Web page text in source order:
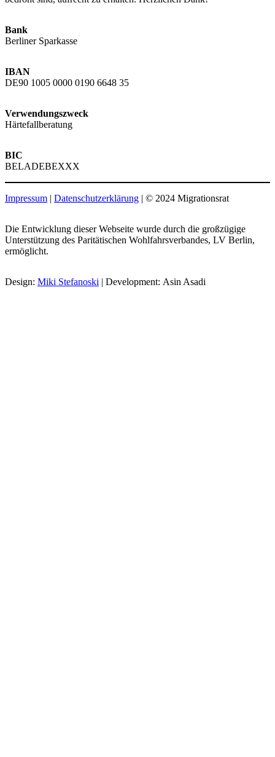
Bank
Berliner Sparkasse
IBAN
DE90 1005 0000 0190 6648 35
Verwendungszweck
Härtefallberatung
BIC
BELADEBEXXX
Impressum | Datenschutzerklärung | © 2024 Migrationsrat
Die Entwicklung dieser Webseite wurde durch die großzügige
Unterstützung des Paritätischen Wohlfahrsverbandes, LV Berlin,
ermöglicht.
Design: Miki Stefanoski | Development: Asin Asadi